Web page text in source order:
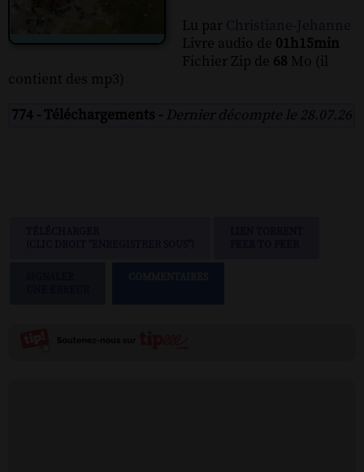
Lu par
Livre audio de 01h15min
Fichier Zip de 68 Mo (il
contient des mp3)
774 - Téléchargements - Dernier décompte le 28.07.26